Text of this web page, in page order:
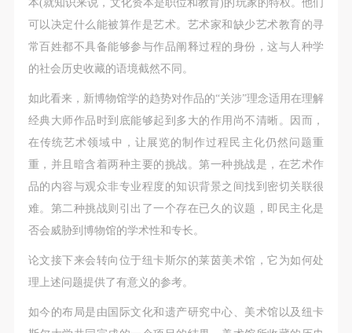
可以决定什么能被算作是艺术。艺术家和缺少艺术教育的寻
常百姓都不具备能够参与作品阐释过程的身份，这与人种学
的社会历史收藏的语境截然不同。
如此看来，新博物馆学的趋势对作品的“关涉”理念适用在理解
经典大师作品时到底能够起到多大的作用尚不清晰。因而，
在传统艺术领域中，让展览的制作过程民主化仍然问题重
重，并且暗含着两种主要的挑战。第一种挑战是，在艺术作
品的内容与观众非专业程度的知识背景之间找到密切关联很
难。第二种挑战则引出了一个存在已久的议题，即民主化是
否会威胁到博物馆的学术性和专长。
论文接下来会转向位于纽卡斯尔的莱茵美术馆，它为如何处
理上述问题提供了有意义的参考。
如今的布局是由国际文化和遗产研究中心、美术馆以及纽卡